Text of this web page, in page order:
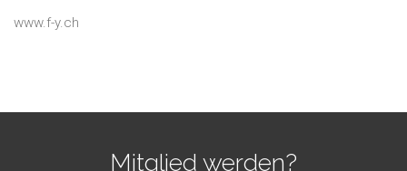
www.f-y.ch
Mitglied werden?